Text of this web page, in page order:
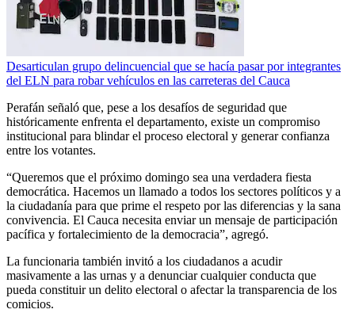
Desarticulan grupo delincuencial que se hacía pasar por integrantes
del ELN para robar vehículos en las carreteras del Cauca
Perafán señaló que, pese a los desafíos de seguridad que
históricamente enfrenta el departamento, existe un compromiso
institucional para blindar el proceso electoral y generar confianza
entre los votantes.
“Queremos que el próximo domingo sea una verdadera fiesta
democrática. Hacemos un llamado a todos los sectores políticos y a
la ciudadanía para que prime el respeto por las diferencias y la sana
convivencia. El Cauca necesita enviar un mensaje de participación
pacífica y fortalecimiento de la democracia”, agregó.
La funcionaria también invitó a los ciudadanos a acudir
masivamente a las urnas y a denunciar cualquier conducta que
pueda constituir un delito electoral o afectar la transparencia de los
comicios.